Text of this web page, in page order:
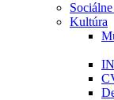
Kultúra